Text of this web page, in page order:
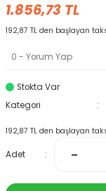
1.856,73 TL
192,87 TL den başlayan
0 - Yorum Yap
Stokta Var
Kategori
192,87 TL den başlayan
Adet